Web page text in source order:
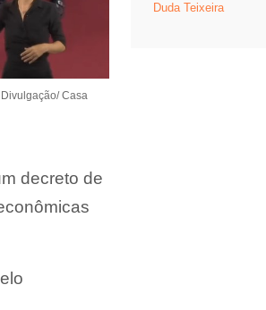
Casa
decreto de
Duda Teixeira